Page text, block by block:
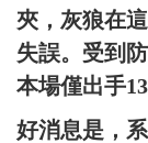
夾，灰狼在
失誤。受到
本場僅出手
好消息是，